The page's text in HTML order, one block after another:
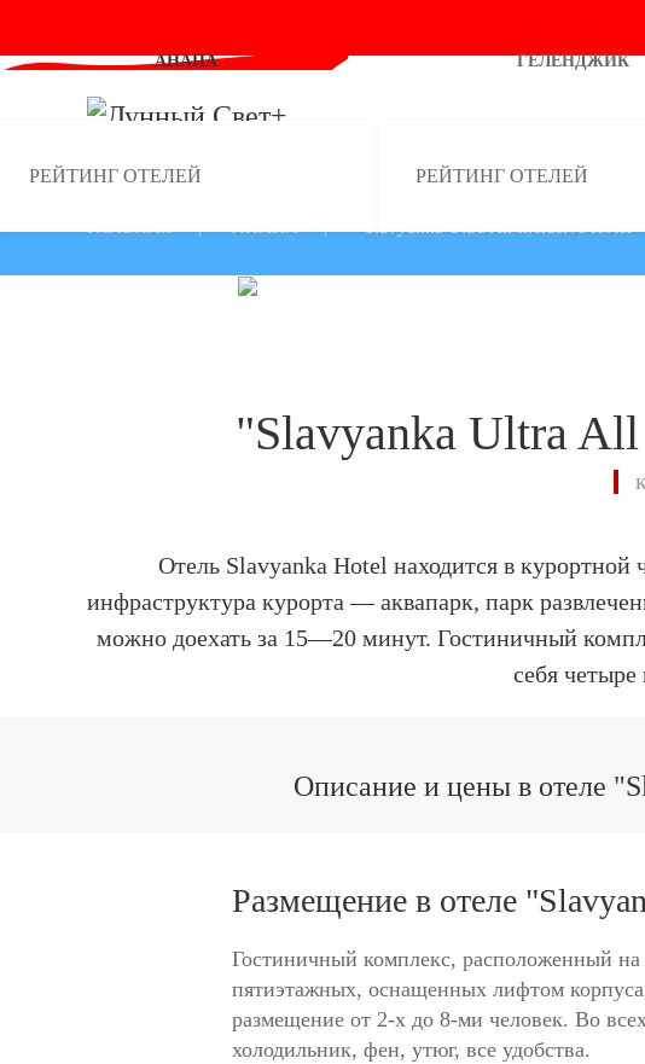
Skip to main content
АНАПА
РЕЙТИНГ ОТЕЛЕЙ
ГЕЛЕНДЖИК
РЕЙТИНГ ОТЕЛЕЙ
"Slavyanka Ultra
Отель Slavyanka Hotel находится в
инфраструктура курорта — аквапарк, парк
можно доехать за 15—20 минут. Гостиничный
себя
Описание и цены в отеле
Размещение в отеле
Гостиничный комплекс, расположенный на
пятиэтажных, оснащенных лифтом
размещение от 2-х до 8-ми человек. Во
холодильник, фен, утюг, все удобства.